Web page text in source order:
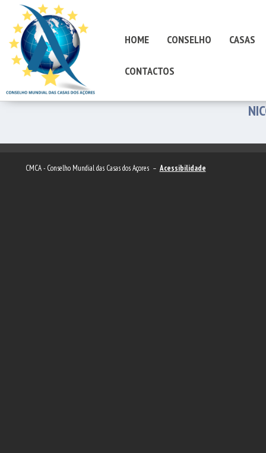
HOME CONSELHO CASAS
CONTACTOS
CMCA - Conselho Mundial das Casas dos Açores – Acessibilidade